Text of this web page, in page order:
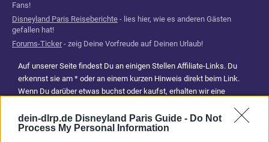
dein-dlrp.de Disneyland Paris Guide - Do Not
Process My Personal Information
Fans!
Disneyland Paris Reiseberichte - lies hier, wie es anderen Gästen
gefallen hat!
Forums-Ticker- zeig Deine Vorfreude auf Deinen Urlaub!
Auf unserer Seite findest Du an einigen Stellen Affiliate-Links. Du
erkennst sie am * oder an einem kurzen Hinweis direkt beim Link.
Wenn Du darüber etwas buchst oder kaufst, erhalten wir eine
Du uns, unsere Reiseführer, Tipps und Planungsinhalte weiterhin
kostenlos anzubieten. Vielen Dank für Deine Unterstützung.